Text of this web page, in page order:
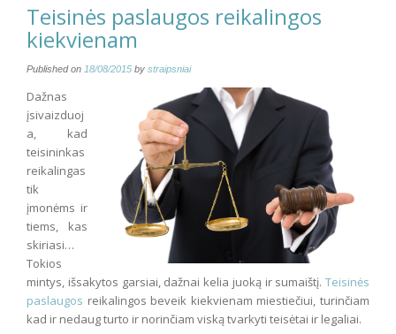
Teisinės paslaugos reikalingos
kiekvienam
Published on 18/08/2015 by straipsniai
Dažnas
įsivaizduoj
a, kad
teisininkas
reikalingas
tik
įmonėms ir
tiems, kas
skiriasi…
Tokios
mintys, išsakytos garsiai, dažnai kelia juoką ir sumaištį. Teisinės
paslaugos reikalingos beveik kiekvienam miestiečiui, turinčiam
kad ir nedaug turto ir norinčiam viską tvarkyti teisėtai ir legaliai.